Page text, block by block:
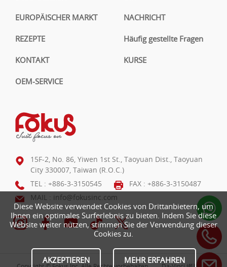
Diese Website verwendet Cookies von Drittanbietern, um
Ihnen ein optimales Surferlebnis zu bieten. Indem Sie diese
Website weiter nutzen, stimmen Sie der Verwendung dieser
Cookies zu.
AKZEPTIEREN MEHR ERFAHREN
EUROPÄISCHER MARKT NACHRICHT
REZEPTE Häufig gestellte Fragen
KONTAKT KURSE
OEM-SERVICE
15F-2, No. 86, Yiwen 1st St., Taoyuan Dist., Taoyuan
City 330007, Taiwan (R.O.C.)
TEL : +886-3-3150545
FAX : +886-3-3150487
MAIL : info@fokusinc.com